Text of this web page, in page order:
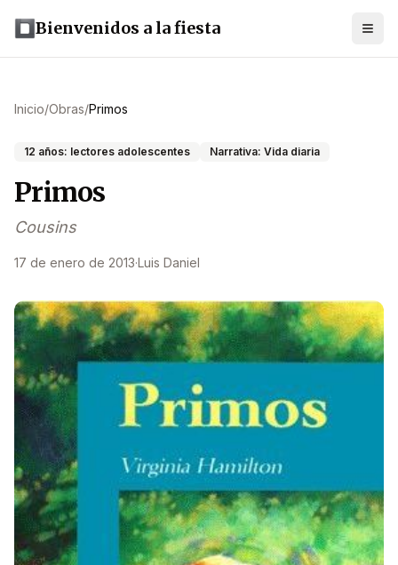
Bienvenidos a la fiesta
Inicio/Obras/Primos
12 años: lectores adolescentes Narrativa: Vida diaria
Primos
Cousins
17 de enero de 2013·Luis Daniel